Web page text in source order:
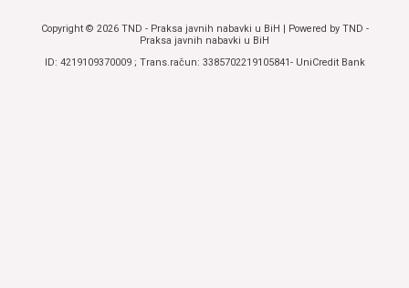
Copyright © 2026 TND - Praksa javnih nabavki u BiH | Powered by TND -
Praksa javnih nabavki u BiH
ID: 4219109370009 ; Trans.račun: 3385702219105841- UniCredit Bank